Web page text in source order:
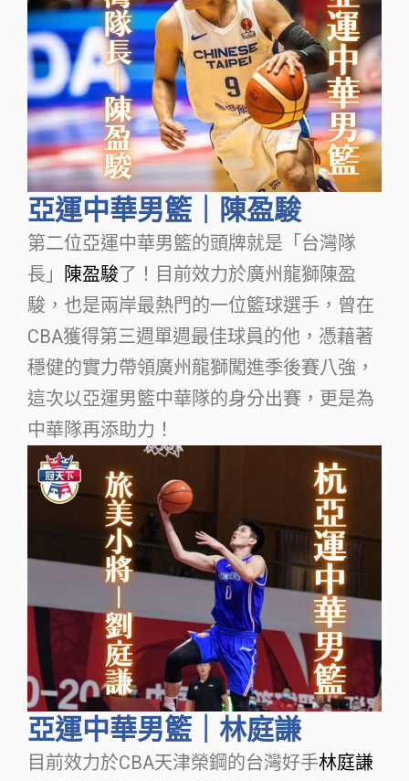
亞運中華男籃｜陳盈駿
第二位亞運中華男籃的頭牌就是「台灣隊
長」
陳盈駿了！目前效力於廣州龍獅陳盈
駿，也是兩岸最熱門的一位籃球選手，曾在
CBA獲得第三週單週最佳球員的他，憑藉著
穩健的實力帶領廣州龍獅闖進季後賽八強，
這次以亞運男籃中華隊的身分出賽，更是為
中華隊再添助力！
亞運中華男籃｜林庭謙
目前效力於CBA天津榮鋼的台灣好手林庭謙